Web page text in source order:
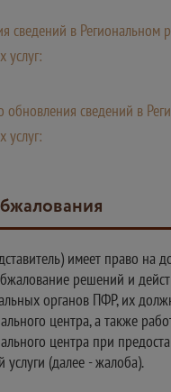
сведений в Региональном
услуг:
обновления сведений в
услуг:
имеет право на
решений и
органов ПФР, их
центра, а также
центра при
услуги (далее - жалоба).